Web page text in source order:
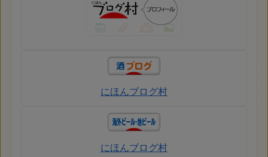
にほんブログ村
にほんブログ村